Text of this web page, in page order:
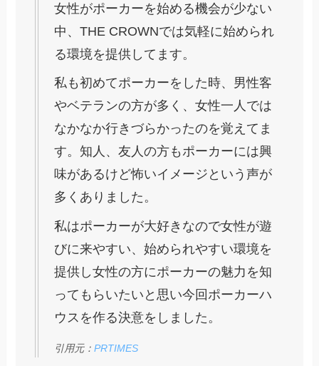
女性がポーカーを始める機会が少ない
中、THE CROWNでは気軽に始められ
る環境を提供してます。
私も初めてポーカーをした時、男性客
やベテランの方が多く、女性一人では
なかなか行きづらかったのを覚えてま
す。知人、友人の方もポーカーには興
味があるけど怖いイメージという声が
多くありました。
私はポーカーが大好きなので女性が遊
びに来やすい、始められやすい環境を
提供し女性の方にポーカーの魅力を知
ってもらいたいと思い今回ポーカーハ
ウスを作る決意をしました。
引用元：PRTIMES